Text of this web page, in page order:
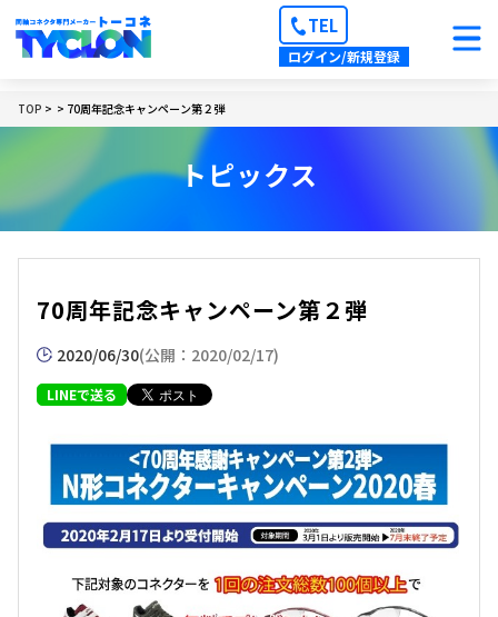
TEL
ログイン/新規登録
TOP > > 70周年記念キャンペーン第２弾
トピックス
70周年記念キャンペーン第２弾
2020/06/30(公開：2020/02/17)
LINEで送る